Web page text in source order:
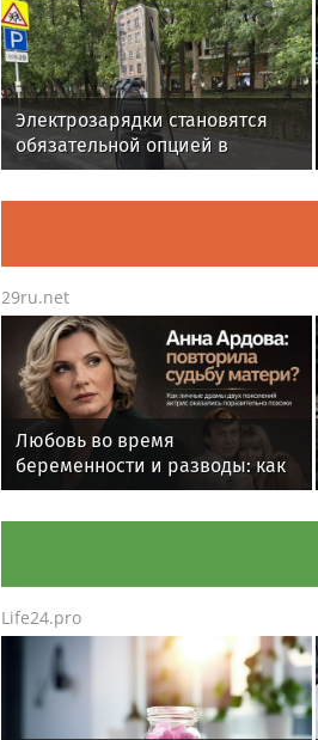
Электрозарядки становятся
обязательной опцией в
высокобюджетных
новостройках
29ru.net
Любовь во время
беременности и разводы: как
Анна Ардова повторила судьбу
своей матери
Life24.pro